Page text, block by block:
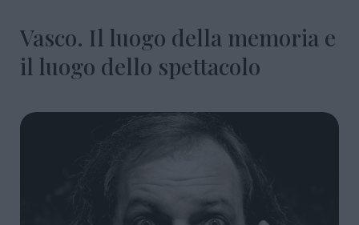
Vasco. Il luogo della memoria e
il luogo dello spettacolo